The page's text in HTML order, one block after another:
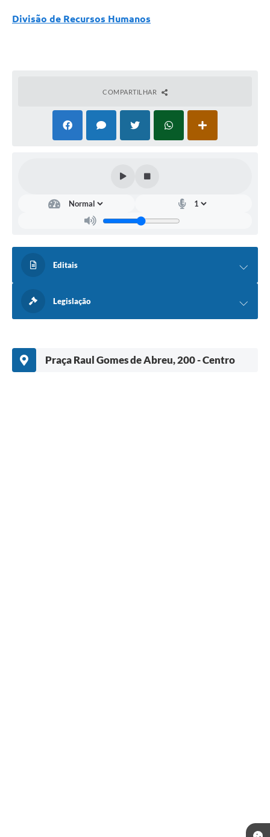
Divisão de Recursos Humanos
COMPARTILHAR
Editais
Legislação
Praça Raul Gomes de Abreu, 200 - Centro